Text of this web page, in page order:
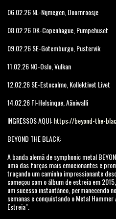
06.02.26 NL-Nijmegen, Doornroosje
08.02.26 DK-Copenhague, Pumpehuset
09.02.26 SE-Gotemburgo, Pustervik
11.02.26 NO-Oslo, Vulkan
12.02.26 SE-Estocolmo, Kollektivet Livet
14.02.26 FI-Helsinque, Aäniwalli
INGRESSOS AQUI:https://beyond-the-
BEYOND THE BLACK:
A banda alemã de symphonic metal
uma das forças mais emocionantes e
traçando um caminho impressionante
começou com o álbum de estreia em
um sucesso instantâneo, permanecendo
semanas e conquistando o Metal
Estreia".